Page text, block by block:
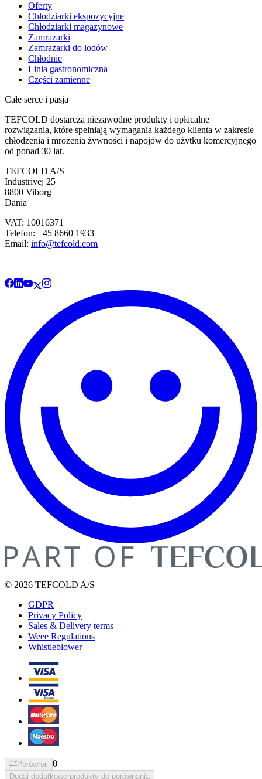
Oferty
Chłodziarki ekspozycyjne
Chłodziarki magazynowe
Zamrazarki
Zamrażarki do lodów
Chłodnie
Linia gastronomiczna
Części zamienne
Całe serce i pasja
TEFCOLD dostarcza niezawodne produkty i opłacalne
rozwiązania, które spełniają wymagania każdego klienta w zakresie
chłodzenia i mrożenia żywności i napojów do użytku komercyjnego
od ponad 30 lat.
TEFCOLD A/S
Industrivej 25
8800 Viborg
Dania
VAT: 10016371
Telefon: +45 8660 1933
Email: info@tefcold.com
© 2026 TEFCOLD A/S
GDPR
Privacy Policy
Sales & Delivery terms
Weee Regulations
Whistleblower
Porównaj 0
Dodaj dodatkowe produkty do porównania